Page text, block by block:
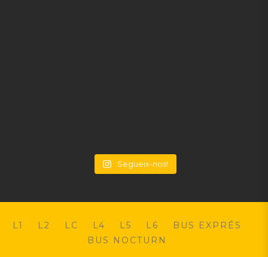
Segueix-nos!
L1 L2 LC L4 L5 L6
BUS EXPRÉS
BUS NOCTURN